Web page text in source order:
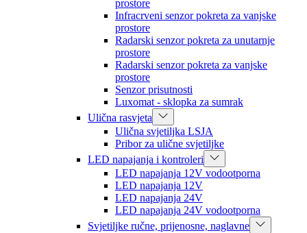
prostore
Infracrveni senzor pokreta za vanjske
prostore
Radarski senzor pokreta za unutarnje
prostore
Radarski senzor pokreta za vanjske
prostore
Senzor prisutnosti
Luxomat - sklopka za sumrak
Ulična rasvjeta
Ulična svjetiljka LSJA
Pribor za ulične svjetiljke
LED napajanja i kontroleri
LED napajanja 12V vodootporna
LED napajanja 12V
LED napajanja 24V
LED napajanja 24V vodootporna
Svjetiljke ručne, prijenosne, naglavne